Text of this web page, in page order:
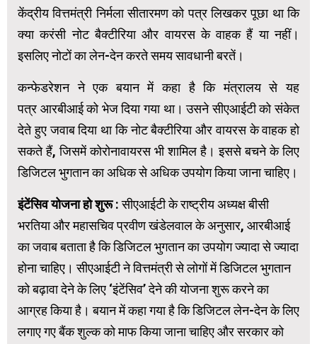
केंद्रीय वित्तमंत्री निर्मला सीतारमण को पत्र लिखकर पूछा था कि
क्या करंसी नोट बैक्टीरिया और वायरस के वाहक हैं या नहीं।
इसलिए नोटों का लेन-देन करते समय सावधानी बरतें।
कन्फेडरेशन ने एक बयान में कहा है कि मंत्रालय से यह
पत्र आरबीआई को भेज दिया गया था। उसने सीएआईटी को संकेत
देते हुए जवाब दिया था कि नोट बैक्टीरिया और वायरस के वाहक हो
सकते हैं, जिसमें कोरोनावायरस भी शामिल है। इससे बचने के लिए
डिजिटल भुगतान का अधिक से अधिक उपयोग किया जाना चाहिए।
इंटेंसिव योजना हो शुरू :सीएआईटी के राष्ट्रीय अध्यक्ष बीसी
भरतिया और महासचिव प्रवीण खंडेलवाल के अनुसार, आरबीआई
का जवाब बताता है कि डिजिटल भुगतान का उपयोग ज्यादा से ज्यादा
होना चाहिए। सीएआईटी ने वित्तमंत्री से लोगों में डिजिटल भुगतान
को बढ़ावा देने के लिए ‘इंटेंसिव’ देने की योजना शुरू करने का
आग्रह किया है। बयान में कहा गया है कि डिजिटल लेन-देन के लिए
लगाए गए बैंक शुल्क को माफ किया जाना चाहिए और सरकार को